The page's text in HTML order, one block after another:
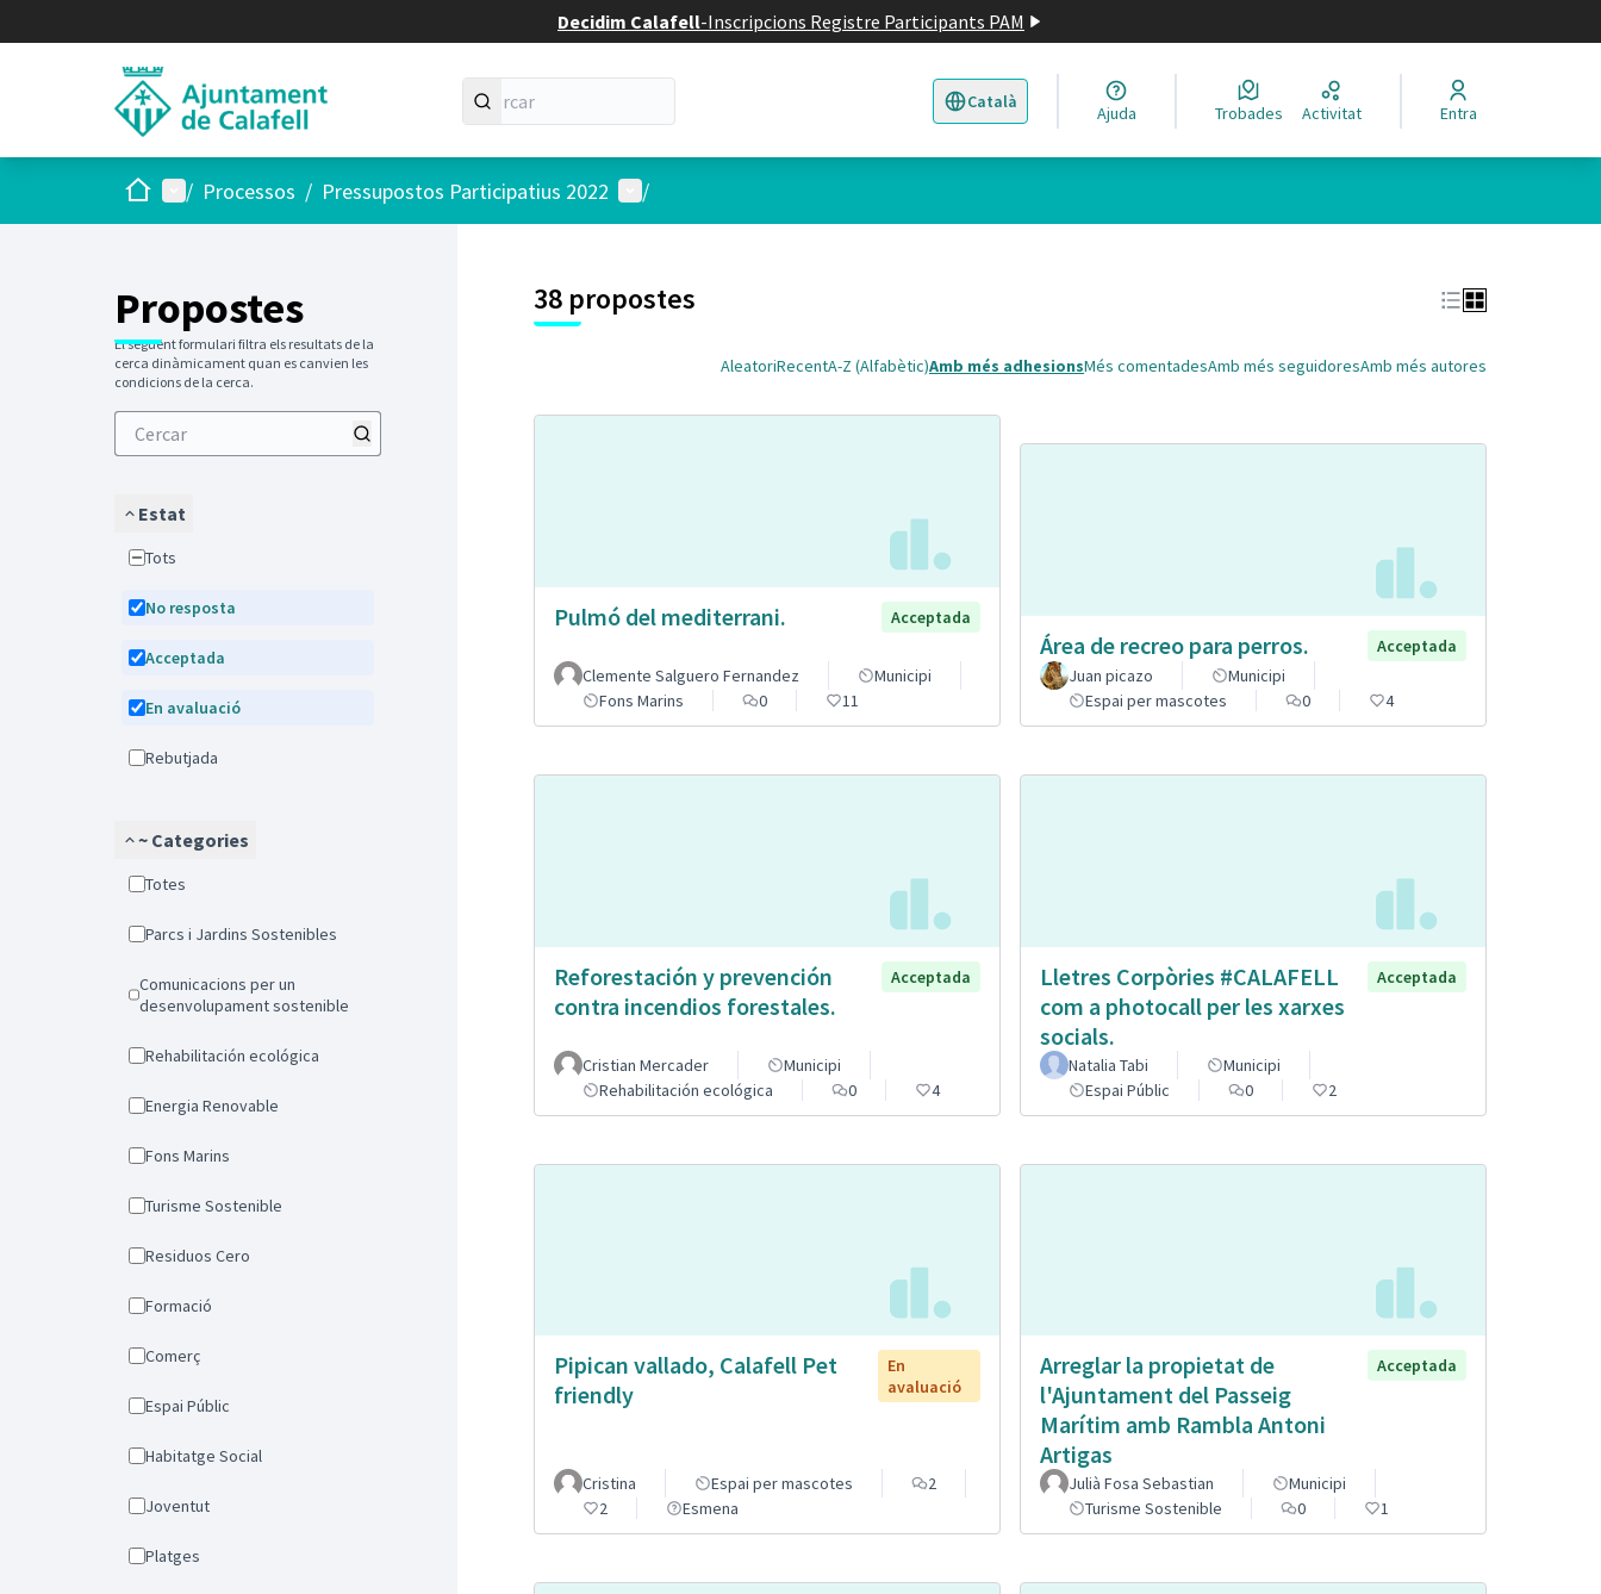
Decidim Calafell-Inscripcions Registre Participants PAM
Català
Triar la llengua Elegir el idioma
Ajuda Trobades Activitat Entra
Inici Menú principal
/ Processos / Pressupostos Participatius 2022 Menú d'usuari
/
Propostes
El següent formulari filtra els resultats de la
cerca dinàmicament quan es canvien les
condicions de la cerca.
Estat
Tots
No resposta
Acceptada
En avaluació
Rebutjada
~ Categories
Totes
Parcs i Jardins Sostenibles
Comunicacions per un
desenvolupament sostenible
Rehabilitación ecológica
Energia Renovable
Fons Marins
Turisme Sostenible
Residuos Cero
Formació
Comerç
Espai Públic
Habitatge Social
Joventut
Platges
38 propostes
AleatoriRecentA-Z (Alfabètic)Amb més adhesionsMés comentadesAmb més seguidoresAmb més autores
Pulmó del mediterrani. Acceptada
Clemente Salguero Fernandez
Municipi
Fons Marins
0 11
Área de recreo para perros.
Acceptada
Juan picazo
Municipi
Espai per mascotes
0 4
Reforestación y prevención
contra incendios forestales.
Acceptada
Cristian Mercader
Municipi
Rehabilitación ecológica
0 4
Lletres Corpòries #CALAFELL
com a photocall per les xarxes
socials.
Acceptada
Natalia Tabi
Municipi
Espai Públic
0 2
Pipican vallado, Calafell Pet
friendly
En
avaluació
Cristina Espai per mascotes
2
2
Esmena
Arreglar la propietat de
l'Ajuntament del Passeig
Marítim amb Rambla Antoni
Artigas
Acceptada
Julià Fosa Sebastian
Municipi
Turisme Sostenible
0 1